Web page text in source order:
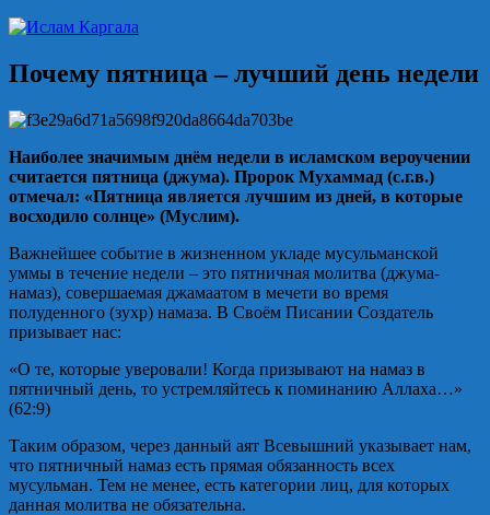
Почему пятница – лучший день недели
Наиболее значимым днём недели в исламском вероучении
считается пятница (джума). Пророк Мухаммад (с.г.в.)
отмечал: «Пятница является лучшим из дней, в которые
восходило солнце» (Муслим).
Важнейшее событие в жизненном укладе мусульманской
уммы в течение недели – это пятничная молитва (джума-
намаз), совершаемая джамаатом в мечети во время
полуденного (зухр) намаза. В Своём Писании Создатель
призывает нас:
«О те, которые уверовали! Когда призывают на намаз в
пятничный день, то устремляйтесь к поминанию Аллаха…»
(62:9)
Таким образом, через данный аят Всевышний указывает нам,
что пятничный намаз есть прямая обязанность всех
мусульман. Тем не менее, есть категории лиц, для которых
данная молитва не обязательна.